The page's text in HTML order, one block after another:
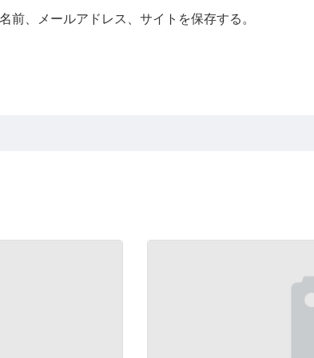
前、メールアドレス、サイトを保存する。